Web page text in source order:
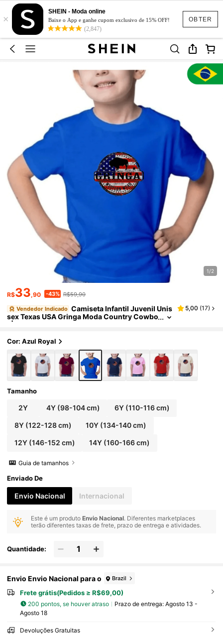
OBTER
×
SHEIN - Moda online
Baixe o App e ganhe cupom exclusivo de 15% OFF!
(2,847)
1/2
R$33,90 -43% R$59,90
Vendedor Indicado Camiseta Infantil Juvenil Unis
sex Texas USA Gringa Moda Country Cowbo
y|Festa Junina
5,00 (17)
Cor: Azul Royal
Tamanho
2Y 4Y (98-104 cm) 6Y(110-116 cm)
8Y(122-128 cm) 10Y (134-140 cm)
12Y(146-152 cm) 14Y (160-166 cm)
Guia de tamanhos
Enviado De
Envio Nacional Internacional
Este é um produtoEnvio Nacional. Diferentes marketplaces
terão diferentes taxas de frete, prazo de entrega e atividades.
Quantidade:
Envio Envio Nacional para o Brazil
Frete grátis(Pedidos ≥ R$69,00)
200 pontos, se houver atraso Prazo de entrega: Agosto 13 -
Agosto 18
Devoluções Gratuitas